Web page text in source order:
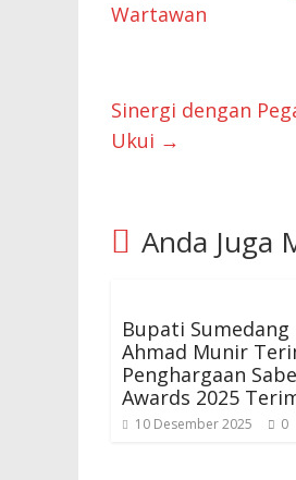
Wartawan
Sinergi dengan
Ukui →
Anda Juga
Bupati Sumedang
Ahmad Munir
Penghargaan
Awards 2025
10 Desember 2025 0